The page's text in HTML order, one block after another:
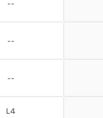
--
--
--
L4